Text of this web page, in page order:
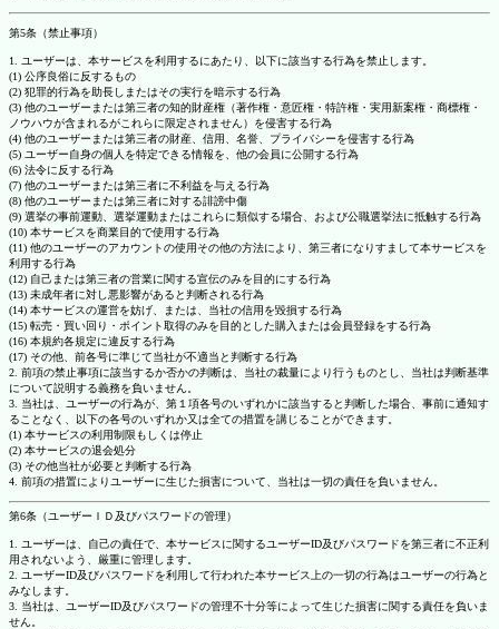
第5条（禁止事項）
1. ユーザーは、本サービスを利用するにあたり、以下に該当する行為を禁止します。
(1) 公序良俗に反するもの
(2) 犯罪的行為を助長しまたはその実行を暗示する行為
(3) 他のユーザーまたは第三者の知的財産権（著作権・意匠権・特許権・実用新案権・商標権・
ノウハウが含まれるがこれらに限定されません）を侵害する行為
(4) 他のユーザーまたは第三者の財産、信用、名誉、プライバシーを侵害する行為
(5) ユーザー自身の個人を特定できる情報を、他の会員に公開する行為
(6) 法令に反する行為
(7) 他のユーザーまたは第三者に不利益を与える行為
(8) 他のユーザーまたは第三者に対する誹謗中傷
(9) 選挙の事前運動、選挙運動またはこれらに類似する場合、および公職選挙法に抵触する行為
(10) 本サービスを商業目的で使用する行為
(11) 他のユーザーのアカウントの使用その他の方法により、第三者になりすまして本サービスを
利用する行為
(12) 自己または第三者の営業に関する宣伝のみを目的にする行為
(13) 未成年者に対し悪影響があると判断される行為
(14) 本サービスの運営を妨げ、または、当社の信用を毀損する行為
(15) 転売・買い回り・ポイント取得のみを目的とした購入または会員登録をする行為
(16) 本規約各規定に違反する行為
(17) その他、前各号に準じて当社が不適当と判断する行為
2. 前項の禁止事項に該当するか否かの判断は、当社の裁量により行うものとし、当社は判断基準
について説明する義務を負いません。
3. 当社は、ユーザーの行為が、第１項各号のいずれかに該当すると判断した場合、事前に通知す
ることなく、以下の各号のいずれか又は全ての措置を講じることができます。
(1) 本サービスの利用制限もしくは停止
(2) 本サービスの退会処分
(3) その他当社が必要と判断する行為
4. 前項の措置によりユーザーに生じた損害について、当社は一切の責任を負いません。
第6条（ユーザーＩＤ及びパスワードの管理）
1. ユーザーは、自己の責任で、本サービスに関するユーザーID及びパスワードを第三者に不正利
用されないよう、厳重に管理します。
2. ユーザーID及びパスワードを利用して行われた本サービス上の一切の行為はユーザーの行為と
みなします。
3. 当社は、ユーザーID及びパスワードの管理不十分等によって生じた損害に関する責任を負いま
せん。